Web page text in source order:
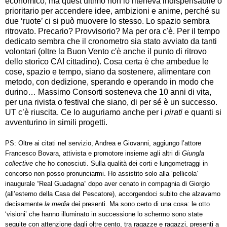
prioritario per accendere idee, ambizioni e anime, perché su
due ‘ruote’ ci si può muovere lo stesso. Lo spazio sembra
ritrovato. Precario? Provvisorio? Ma per ora c'è. Per il tempo
dedicato sembra che il cronometro sia stato avviato da tanti
volontari (oltre la Buon Vento c'è anche il punto di ritrovo
dello storico CAI cittadino). Cosa certa è che ambedue le
cose, spazio e tempo, siano da sostenere, alimentare con
metodo, con dedizione, sperando e operando in modo che
durino… Massimo Consorti sosteneva che 10 anni di vita,
per una rivista o festival che siano, di per sé è un successo.
UT c’è riuscita. Ce lo auguriamo anche per i pirati e quanti si
avventurino in simili progetti.
PS: Oltre ai citati nel servizio, Andrea e Giovanni, aggiungo l’attore
Francesco Bovara, attivista e promotore insieme agli altri di Giungla
collective che ho conosciuti. Sulla qualità dei corti e lungometraggi in
concorso non posso pronunciarmi. Ho assistito solo alla ‘pellicola’
inaugurale “Real Guadagna” dopo aver cenato in compagnia di Giorgio
(all’esterno della Casa del Pescatore), accorgendoci subito che alzavamo
decisamente la media dei presenti. Ma sono certo di una cosa: le otto
‘visioni’ che hanno illuminato in successione lo schermo sono state
seguite con attenzione dagli oltre cento, tra ragazze e ragazzi, presenti a